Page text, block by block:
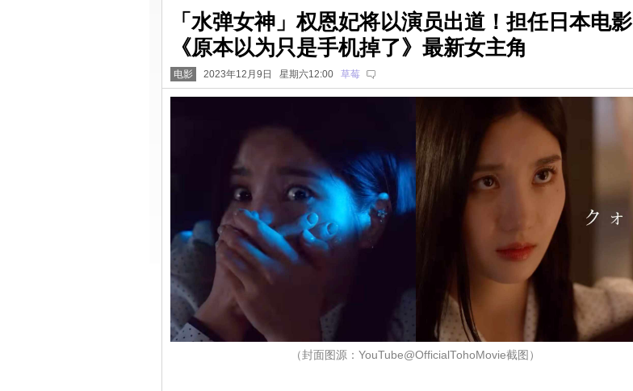
「水弹女神」权恩妃将以演员出道！担任日本电影
《原本以为只是手机掉了》最新女主角
电影 2023年12月9日 星期六12:00 草莓
（封面图源：YouTube@OfficialTohoMovie截图）